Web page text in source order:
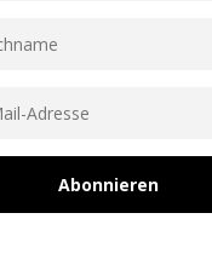
Abonnieren